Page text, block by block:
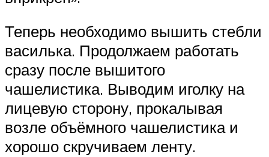
Теперь необходимо вышить стебли
василька. Продолжаем работать
сразу после вышитого
чашелистика. Выводим иголку на
лицевую сторону, прокалывая
возле объёмного чашелистика и
хорошо скручиваем ленту.